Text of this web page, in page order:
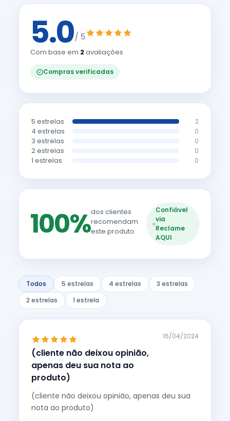
5.0/ 5
Com base em 2avaliações
Compras verificadas
5 estrelas 2
4 estrelas 0
3 estrelas 0
2 estrelas 0
1 estrelas 0
100%dos clientes
recomendam
este produto
Confiável
via
Reclame
AQUI
Todos 5 estrelas 4 estrelas
3 estrelas
2 estrelas
1 estrela
(cliente não deixou opinião,
apenas deu sua nota ao
produto)
16/04/2024
(cliente não deixou opinião, apenas deu sua
nota ao produto)